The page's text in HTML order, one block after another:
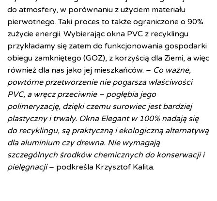
do atmosfery, w porównaniu z użyciem materiału
pierwotnego. Taki proces to także ograniczone o 90%
zużycie energii. Wybierając okna PVC z recyklingu
przykładamy się zatem do funkcjonowania gospodarki
obiegu zamkniętego (GOZ), z korzyścią dla Ziemi, a więc
również dla nas jako jej mieszkańców. – Co ważne,
powtórne przetworzenie nie pogarsza właściwości
PVC, a wręcz przeciwnie – pogłębia jego
polimeryzację, dzięki czemu surowiec jest bardziej
plastyczny i trwały. Okna Elegant w 100% nadają się
do recyklingu, są praktyczną i ekologiczną alternatywą
dla aluminium czy drewna. Nie wymagają
szczególnych środków chemicznych do konserwacji i
pielęgnacji– podkreśla Krzysztof Kalita.